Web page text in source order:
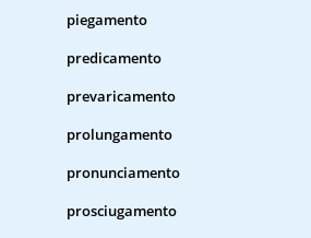
piegamento
predicamento
prevaricamento
prolungamento
pronunciamento
prosciugamento